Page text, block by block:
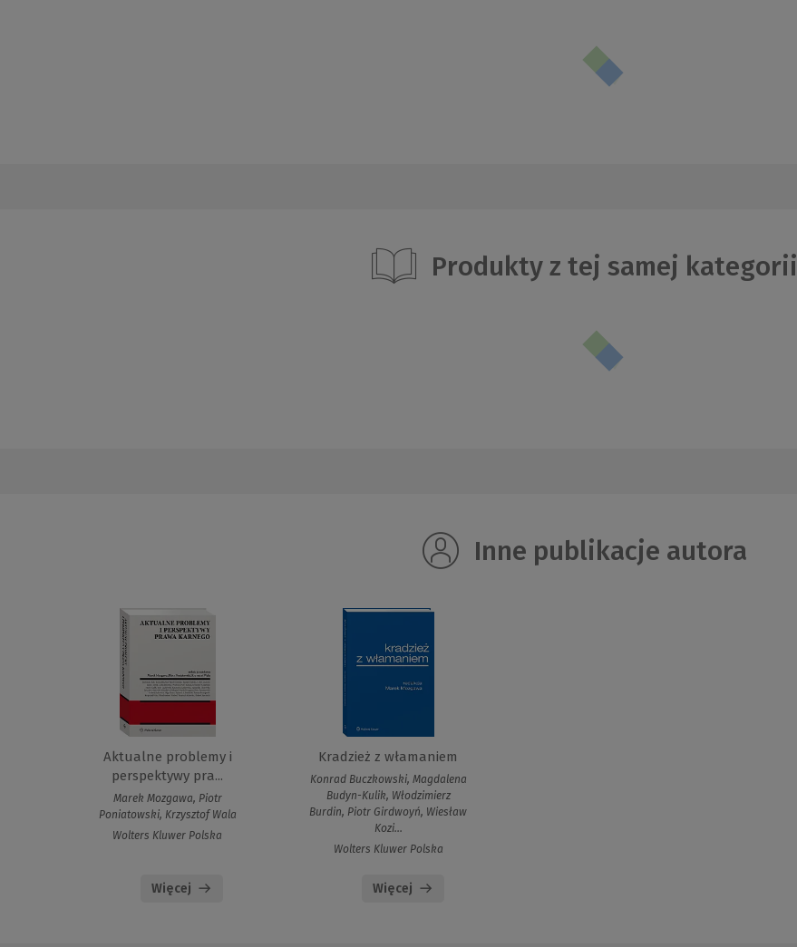
Produkty z tej samej kategorii
Inne publikacje autora
Aktualne problemy i
perspektywy pra...
Marek Mozgawa, Piotr
Poniatowski, Krzysztof Wala
Wolters Kluwer Polska
Więcej
Kradzież z włamaniem
Konrad Buczkowski, Magdalena
Budyn-Kulik, Włodzimierz
Burdin, Piotr Girdwoyń, Wiesław
Kozi...
Wolters Kluwer Polska
Więcej